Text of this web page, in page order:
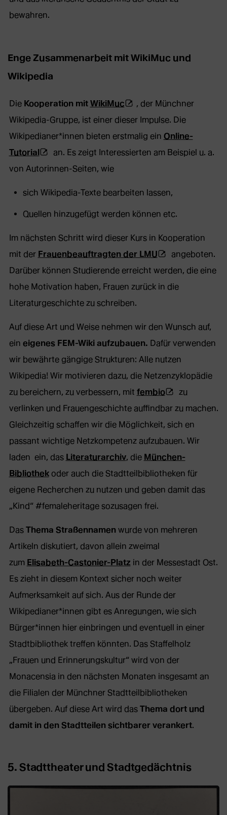
bewahren.
Enge Zusammenarbeit mit WikiMuc und
Wikipedia
Die Kooperation mit WikiMuc(Öffnet
externe
Webseite
in
, der Münchner
Wikipedia-Gruppe, ist einer dieser Impulse. Die
Wikipedianer*innen bieten erstmalig ein Online-
Tutorial(Öffnet
externe
neuem
Tab)
an. Es zeigt Interessierten am Beispiel u. a.
von Autorinnen-Seiten, wie
sich Wikipedia-Texte bearbeiten lassen,
Quellen hinzugefügt werden können etc.
Im nächsten Schritt wird dieser Kurs in Kooperation
mit der Frauenbeauftragten der LMU(Öffnet
externe
Webseite
angeboten.
Darüber können Studierende erreicht werden, die eine
hohe Motivation haben, Frauen zurück in die
Literaturgeschichte zu schreiben.
Auf diese Art und Weise nehmen wir den Wunsch auf,
ein eigenes FEM-Wiki aufzubauen. Dafür verwenden
wir bewährte gängige Strukturen: Alle nutzen
Wikipedia! Wir motivieren dazu, die Netzenzyklopädie
zu bereichern, zu verbessern, mit fembio(Öffnet
externe
Webseite
in
neuem
Tab)
zu
verlinken und Frauengeschichte auffindbar zu machen.
Gleichzeitig schaffen wir die Möglichkeit, sich en
passant wichtige Netzkompetenz aufzubauen. Wir
laden ein, das Literaturarchiv, die München-
Bibliothekoder auch die Stadtteilbibliotheken für
eigene Recherchen zu nutzen und geben damit das
„Kind“ #femaleheritage sozusagen frei.
Das Thema Straßennamen wurde von mehreren
Artikeln diskutiert, davon allein zweimal
zum Elisabeth-Castonier-Platz in der Messestadt Ost.
Es zieht in diesem Kontext sicher noch weiter
Aufmerksamkeit auf sich. Aus der Runde der
Wikipedianer*innen gibt es Anregungen, wie sich
Bürger*innen hier einbringen und eventuell in einer
Stadtbibliothek treffen könnten. Das Staffelholz
„Frauen und Erinnerungskultur“ wird von der
Monacensia in den nächsten Monaten insgesamt an
die Filialen der Münchner Stadtteilbibliotheken
übergeben. Auf diese Art wird das Thema dort und
damit in den Stadtteilen sichtbarer verankert.
5. Stadttheater und Stadtgedächtnis